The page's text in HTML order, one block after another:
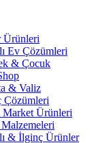
Ürünleri
Ev Çözümleri
& Çocuk
& Valiz
Çözümleri
Market Ürünleri
& İlginç Ürünler